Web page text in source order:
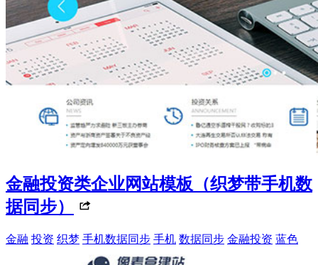
金融投资类企业网站模板（织梦带手机数
据同步）
金融 投资 织梦 手机数据同步 手机 数据同步 金融投资 蓝色